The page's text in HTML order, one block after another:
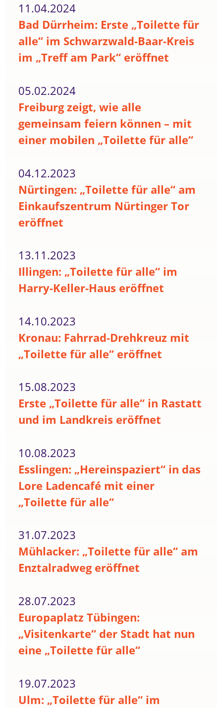
11.04.2024
Bad Dürrheim: Erste „Toilette für
alle“ im Schwarzwald-Baar-Kreis
im „Treff am Park“ eröffnet
05.02.2024
Freiburg zeigt, wie alle
gemeinsam feiern können – mit
einer mobilen „Toilette für alle“
04.12.2023
Nürtingen: „Toilette für alle“ am
Einkaufszentrum Nürtinger Tor
eröffnet
13.11.2023
Illingen: „Toilette für alle“ im
Harry-Keller-Haus eröffnet
14.10.2023
Kronau: Fahrrad-Drehkreuz mit
„Toilette für alle“ eröffnet
15.08.2023
Erste „Toilette für alle“ in Rastatt
und im Landkreis eröffnet
10.08.2023
Esslingen: „Hereinspaziert“ in das
Lore Ladencafé mit einer
„Toilette für alle“
31.07.2023
Mühlacker: „Toilette für alle“ am
Enztalradweg eröffnet
28.07.2023
Europaplatz Tübingen:
„Visitenkarte“ der Stadt hat nun
eine „Toilette für alle“
19.07.2023
Ulm: „Toilette für alle“ im